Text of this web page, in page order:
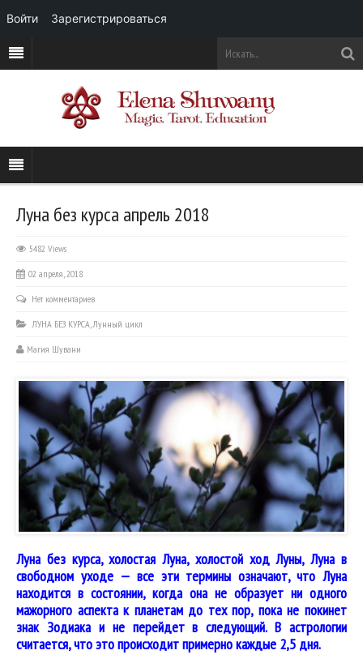
Луна без курса апрель 2018
5482 Views
02 апреля, 2018
Нет комментариев
ЛУНА БЕЗ КУРСА,Лунный цикл
Магия Шувани
Луна без курса, холостая Луна, холостой ход Луны, Луна в
свободном уходе — все эти термины означают, что Луна
находится в состоянии, когда она не образует ни одного
мажорного аспекта к планетам до тех пор, пока не покинет
знак Зодиака и не перейдет в следующий. В астрологии
считается, что это происходит примерно каждые 2,5 дня.
Войти Зарегистрироваться